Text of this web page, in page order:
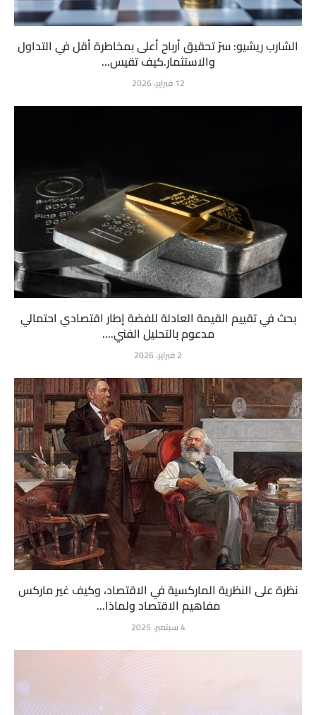
الشارب ريشيو: سرّ تحقيق أرباح أعلى بمخاطرة أقل في التداول
والاستثمار.كيف تقيس...
12 فبراير، 2026
بحث في تقييم القيمة العادلة للفضة إطار اقتصادي احتمالي
مدعوم بالتحليل الفني....
2 فبراير، 2026
نظرة على النظرية الماركسية في الاقتصاد، وكيف غير ماركس
مفاهيم الاقتصاد ولماذا...
4 سبتمبر، 2025